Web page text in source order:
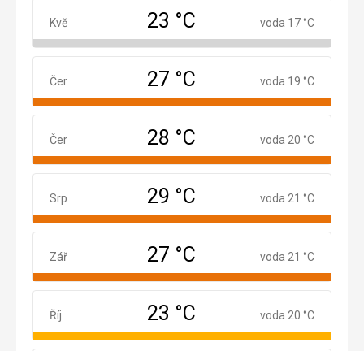
Květen
Kvě 23 °C voda 17 °C
Červen
Čer 27 °C voda 19 °C
Červenec
Čer 28 °C voda 20 °C
Srpen
Srp 29 °C voda 21 °C
Září
Zář 27 °C voda 21 °C
Říjen
Říj 23 °C voda 20 °C